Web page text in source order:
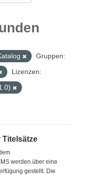
Gruppen:
Lizenzen:
Titelsätze
werden über eine
gestellt. Die